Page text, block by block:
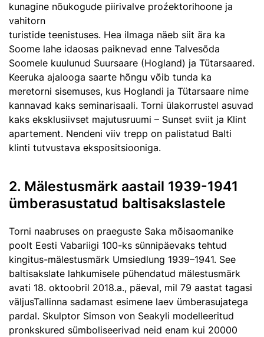
kunagine nõukogude piirivalve proźektorihoone ja
vahitorn
turistide teenistuses. Hea ilmaga näeb siit ära ka
Soome lahe idaosas paiknevad enne Talvesõda
Soomele kuulunud Suursaare (Hogland) ja Tütarsaared.
Keeruka ajalooga saarte hõngu võib tunda ka
meretorni sisemuses, kus Hoglandi ja Tütarsaare nime
kannavad kaks seminarisaali. Torni ülakorrustel asuvad
kaks eksklusiivset majutusruumi – Sunset sviit ja Klint
apartement. Nendeni viiv trepp on palistatud Balti
klinti tutvustava ekspositsiooniga.
2. Mälestusmärk aastail 1939-1941
ümberasustatud baltisakslastele
Torni naabruses on praeguste Saka mõisaomanike
poolt Eesti Vabariigi 100-ks sünnipäevaks tehtud
kingitus-mälestusmärk Umsiedlung 1939–1941. See
baltisakslate lahkumisele pühendatud mälestusmärk
avati 18. oktoobril 2018.a., päeval, mil 79 aastat tagasi
väljusTallinna sadamast esimene laev ümberasujatega
pardal. Skulptor Simson von Seakyli modelleeritud
pronkskured sümboliseerivad neid enam kui 20000